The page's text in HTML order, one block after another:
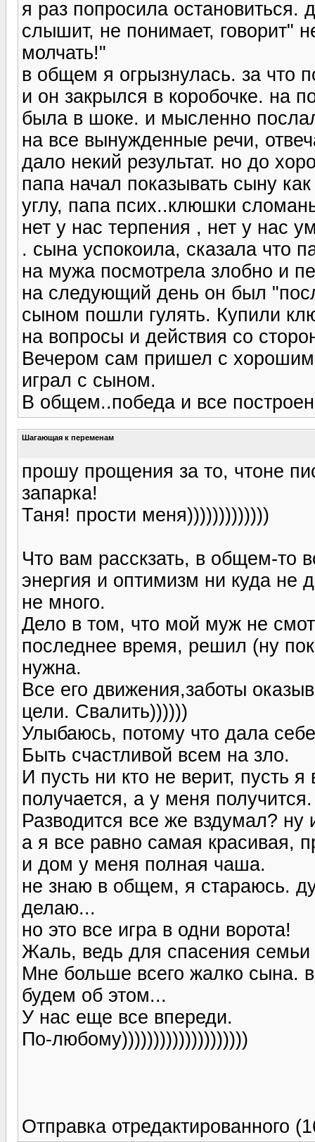
я раз попросила остановиться.
слышит, не понимает, говорит"
молчать!"
в общем я огрызнулась. за что
и он закрылся в коробочке. на
была в шоке. и мысленно
на все вынужденные речи,
дало некий результат. но до
папа начал показывать сыну
углу, папа псих..клюшки
нет у нас терпения , нет у нас
. сына успокоила, сказала что
на мужа посмотрела злобно и
на следующий день он был
сыном пошли гулять. Купили
на вопросы и действия со
Вечером сам пришел с
играл с сыном.
В общем..победа и все
Шагающая к переменам
прошу прощения за то, чтоне
запарка!
Таня! прости меня)))))))))))))
Что вам расскзать, в общем-то
энергия и оптимизм ни куда не
не много.
Дело в том, что мой муж не
последнее время, решил (ну
нужна.
Все его движения,заботы
цели. Свалить))))))
Улыбаюсь, потому что дала
Быть счастливой всем на зло.
И пусть ни кто не верит, пусть
получается, а у меня получится.
Разводится все же вздумал? ну
а я все равно самая
и дом у меня полная чаша.
не знаю в общем, я стараюсь.
делаю...
но это все игра в одни ворота!
Жаль, ведь для спасения
Мне больше всего жалко сына.
будем об этом...
У нас еще все впереди.
По-любому))))))))))))))))))))
Отправка отредактированного